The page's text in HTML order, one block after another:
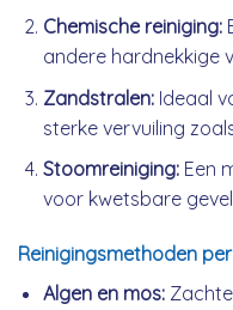
Chemische reiniging:
andere hardnekkige
Zandstralen:Ideaal
sterke vervuiling
Stoomreiniging:Een
voor kwetsbare
Reinigingsmethoden
Algen en mos: